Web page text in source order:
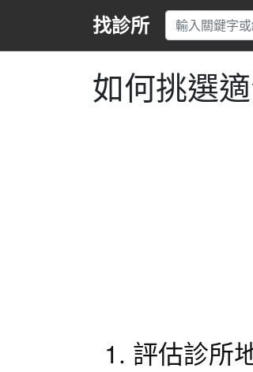
找診所
如何挑選
1. 評估診所